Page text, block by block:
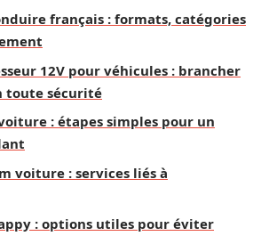
français : formats, catégories
12V pour véhicules : brancher
toute sécurité
: étapes simples pour un
voiture : services liés à
: options utiles pour éviter